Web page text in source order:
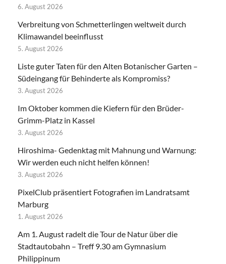
6. August 2026
Verbreitung von Schmetterlingen weltweit durch
Klimawandel beeinflusst
5. August 2026
Liste guter Taten für den Alten Botanischer Garten –
Südeingang für Behinderte als Kompromiss?
3. August 2026
Im Oktober kommen die Kiefern für den Brüder-
Grimm-Platz in Kassel
3. August 2026
Hiroshima- Gedenktag mit Mahnung und Warnung:
Wir werden euch nicht helfen können!
3. August 2026
PixelClub präsentiert Fotografien im Landratsamt
Marburg
1. August 2026
Am 1. August radelt die Tour de Natur über die
Stadtautobahn – Treff 9.30 am Gymnasium
Philippinum